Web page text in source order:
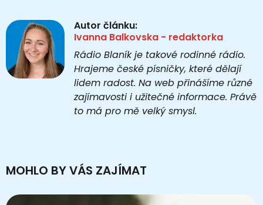
Autor článku:
Ivanna Balkovska - redaktorka
Rádio Blaník je takové rodinné rádio.
Hrajeme české písničky, které dělají
lidem radost. Na web přinášíme různé
zajímavosti i užitečné informace. Právě
to má pro mě velký smysl.
MOHLO BY VÁS ZAJÍMAT